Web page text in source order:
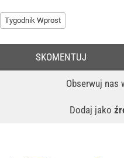
Tygodnik Wprost
Obserwuj nas
Dodaj jako
SKOMENTUJ